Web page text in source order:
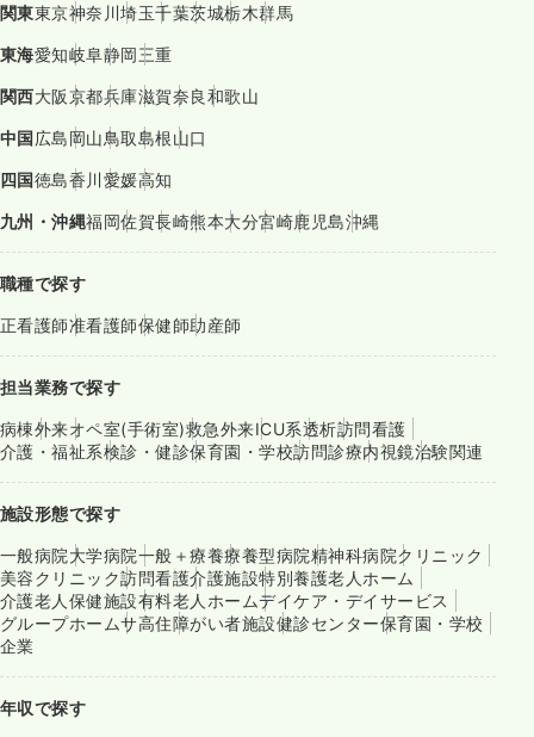
関東東京神奈川埼玉千葉茨城栃木群馬
東海愛知岐阜静岡三重
関西大阪京都兵庫滋賀奈良和歌山
中国広島岡山鳥取島根山口
四国徳島香川愛媛高知
九州・沖縄福岡佐賀長崎熊本大分宮崎鹿児島沖縄
職種で探す
正看護師准看護師保健師助産師
担当業務で探す
病棟外来オペ室(手術室)救急外来ICU系透析訪問看護
介護・福祉系検診・健診保育園・学校訪問診療内視鏡治験関連
施設形態で探す
一般病院大学病院一般＋療養療養型病院精神科病院クリニック
美容クリニック訪問看護介護施設特別養護老人ホーム
介護老人保健施設有料老人ホームデイケア・デイサービス
グループホームサ高住障がい者施設健診センター保育園・学校
企業
年収で探す